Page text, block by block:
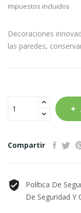
Impuestos incluidos
Decoraciones
las paredes,
Compartir
Política De
De Seguridad Y